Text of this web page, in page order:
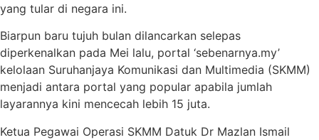
yang tular di negara ini.
Biarpun baru tujuh bulan dilancarkan selepas
diperkenalkan pada Mei lalu, portal ‘sebenarnya.my’
kelolaan Suruhanjaya Komunikasi dan Multimedia (SKMM)
menjadi antara portal yang popular apabila jumlah
layarannya kini mencecah lebih 15 juta.
Ketua Pegawai Operasi SKMM Datuk Dr Mazlan Ismail